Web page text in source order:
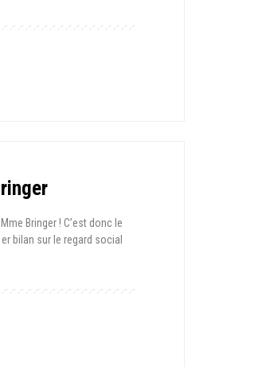
Bringer ! C’est donc le
bilan sur le regard social